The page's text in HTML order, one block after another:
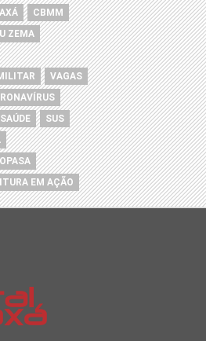
CBMM
ZEMA
VAGAS
SAÚDE
SUS
EM AÇÃO